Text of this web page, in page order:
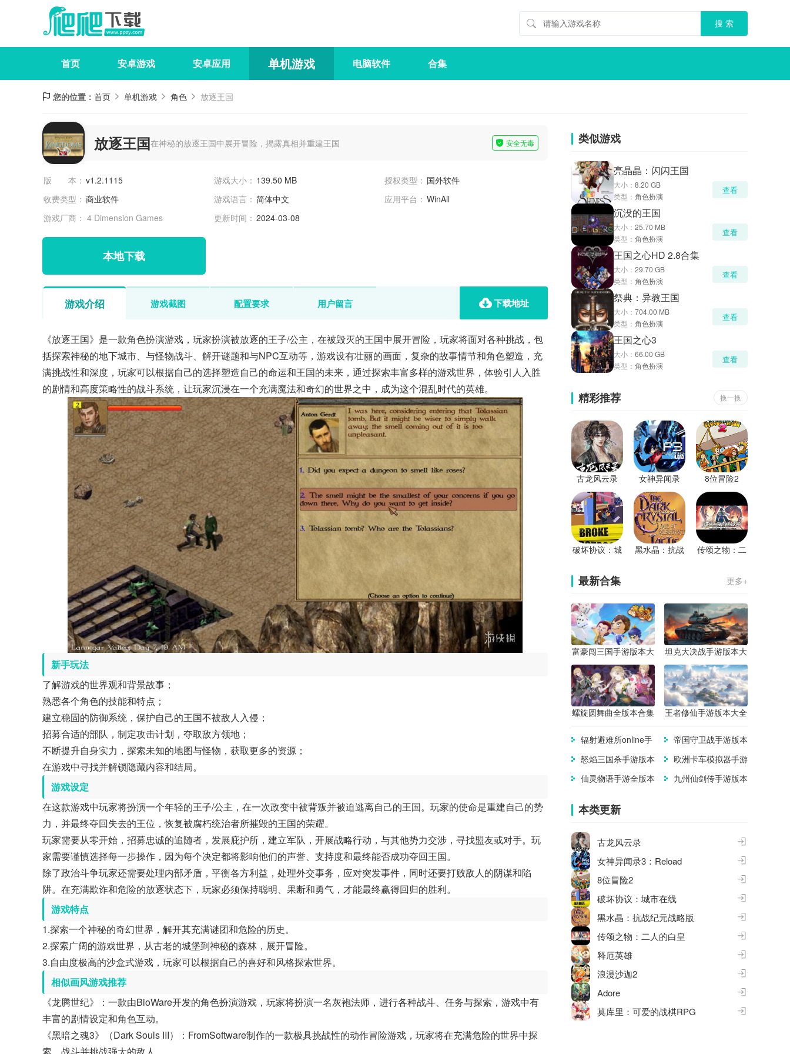
首页 安卓游戏 安卓应用 单机游戏 电脑软件 合集
您的位置： 首页 单机游戏 角色 放逐王国
放逐王国在神秘的放逐王国中展开冒险，揭露真相并重建王国 安全无毒
版 本： v1.2.1115 游戏大小： 139.50 MB 授权类型： 国外软件
收费类型： 商业软件 游戏语言： 简体中文 应用平台： WinAll
游戏厂商： 4 Dimension Games
更新时间： 2024-03-08
本地下载
游戏介绍 游戏截图 配置要求 用户留言 下载地址
《放逐王国》是一款角色扮演游戏，玩家扮演被放逐的王子/公主，在被毁灭的王国中展开冒险，玩家将面对各种挑战，包
括探索神秘的地下城市、与怪物战斗、解开谜题和与NPC互动等，游戏设有壮丽的画面，复杂的故事情节和角色塑造，充
满挑战性和深度，玩家可以根据自己的选择塑造自己的命运和王国的未来，通过探索丰富多样的游戏世界，体验引人入胜
的剧情和高度策略性的战斗系统，让玩家沉浸在一个充满魔法和奇幻的世界之中，成为这个混乱时代的英雄。
新手玩法
了解游戏的世界观和背景故事；
熟悉各个角色的技能和特点；
建立稳固的防御系统，保护自己的王国不被敌人入侵；
招募合适的部队，制定攻击计划，夺取敌方领地；
不断提升自身实力，探索未知的地图与怪物，获取更多的资源；
在游戏中寻找并解锁隐藏内容和结局。
游戏设定
在这款游戏中玩家将扮演一个年轻的王子/公主，在一次政变中被背叛并被迫逃离自己的王国。玩家的使命是重建自己的势
力，并最终夺回失去的王位，恢复被腐朽统治者所摧毁的王国的荣耀。
玩家需要从零开始，招募忠诚的追随者，发展庇护所，建立军队，开展战略行动，与其他势力交涉，寻找盟友或对手。玩
家需要谨慎选择每一步操作，因为每个决定都将影响他们的声誉、支持度和最终能否成功夺回王国。
除了政治斗争玩家还需要处理内部矛盾，平衡各方利益，处理外交事务，应对突发事件，同时还要打败敌人的阴谋和陷
阱。在充满欺诈和危险的放逐状态下，玩家必须保持聪明、果断和勇气，才能最终赢得回归的胜利。
游戏特点
1.探索一个神秘的奇幻世界，解开其充满谜团和危险的历史。
2.探索广阔的游戏世界，从古老的城堡到神秘的森林，展开冒险。
3.自由度极高的沙盒式游戏，玩家可以根据自己的喜好和风格探索世界。
相似画风游戏推荐
《龙腾世纪》：一款由BioWare开发的角色扮演游戏，玩家将扮演一名灰袍法师，进行各种战斗、任务与探索，游戏中有
丰富的剧情设定和角色互动。
《黑暗之魂3》（Dark Souls III）：FromSoftware制作的一款极具挑战性的动作冒险游戏，玩家将在充满危险的世界中探
类似游戏
亮晶晶：闪闪王国
大小： 8.20 GB
类型： 角色扮演
查看
沉没的王国
大小： 25.70 MB
类型： 角色扮演
查看
王国之心HD 2.8合集
大小： 29.70 GB
类型： 角色扮演
查看
祭典：异教王国
大小： 704.00 MB
类型： 角色扮演
查看
王国之心3
大小： 66.00 GB
类型： 角色扮演
查看
精彩推荐 换一换
古龙风云录
女神异闻录
3：Reload
8位冒险2
破坏协议：城
黑水晶：抗战
传颂之物：二
最新合集 更多+
富豪闯三国手游版本大
全
坦克大决战手游版本大
全
螺旋圆舞曲全版本合集 王者修仙手游版本大全
辐射避难所online手
帝国守卫战手游版本
怒焰三国杀手游版本
欧洲卡车模拟器手游
仙灵物语手游全版本
九州仙剑传手游版本
本类更新
古龙风云录
女神异闻录3：Reload
8位冒险2
破坏协议：城市在线
黑水晶：抗战纪元战略版
传颂之物：二人的白皇
释厄英雄
浪漫沙迦2
Adore
莫库里：可爱的战棋RPG